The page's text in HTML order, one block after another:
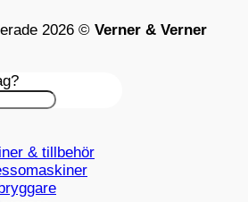
2026 © Verner & Verner
& tillbehör